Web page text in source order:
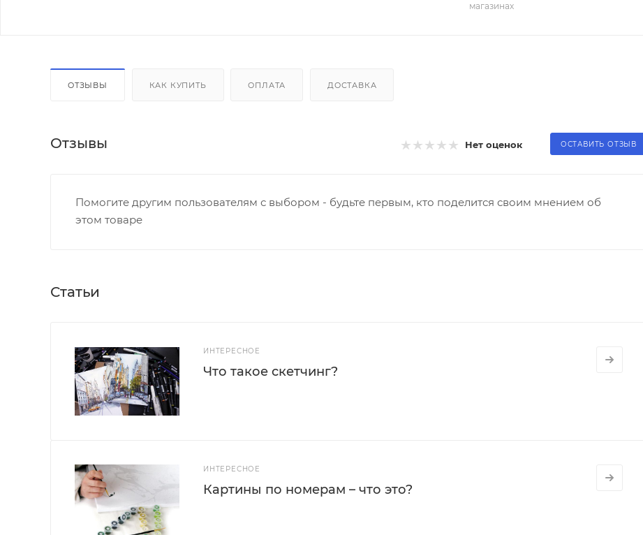
магазинах
ОТЗЫВЫ КАК КУПИТЬ ОПЛАТА ДОСТАВКА
Отзывы Нет оценок ОСТАВИТЬ ОТЗЫВ
Помогите другим пользователям с выбором - будьте первым, кто поделится своим мнением об
этом товаре
Статьи
ИНТЕРЕСНОЕ
Что такое скетчинг?
ИНТЕРЕСНОЕ
Картины по номерам – что это?